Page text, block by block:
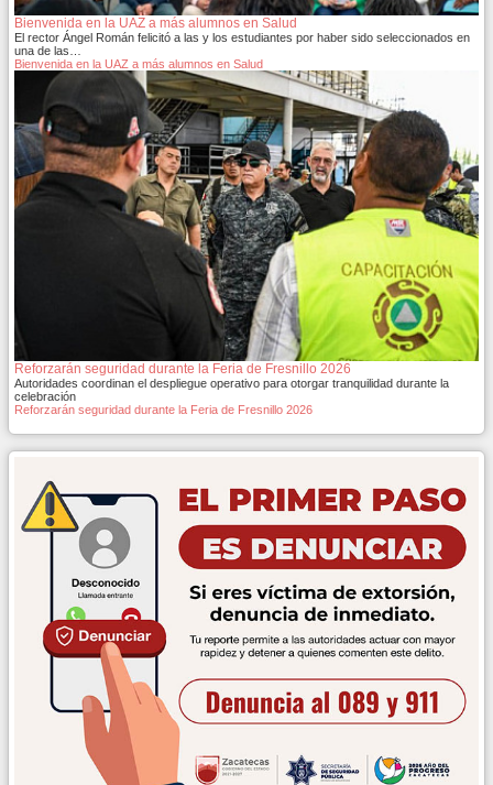
Bienvenida en la UAZ a más alumnos en Salud
El rector Ángel Román felicitó a las y los estudiantes por haber sido seleccionados en
una de las…
Bienvenida en la UAZ a más alumnos en Salud
Reforzarán seguridad durante la Feria de Fresnillo 2026
Autoridades coordinan el despliegue operativo para otorgar tranquilidad durante la
celebración
Reforzarán seguridad durante la Feria de Fresnillo 2026